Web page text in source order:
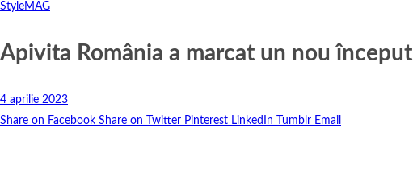
StyleMAG
Apivita România a marcat un nou început
4 aprilie 2023
Share on Facebook Share on Twitter Pinterest LinkedIn Tumblr Email